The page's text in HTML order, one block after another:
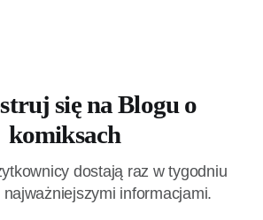
się na Blogu o
komiksach
dostają raz w tygodniu
informacjami.